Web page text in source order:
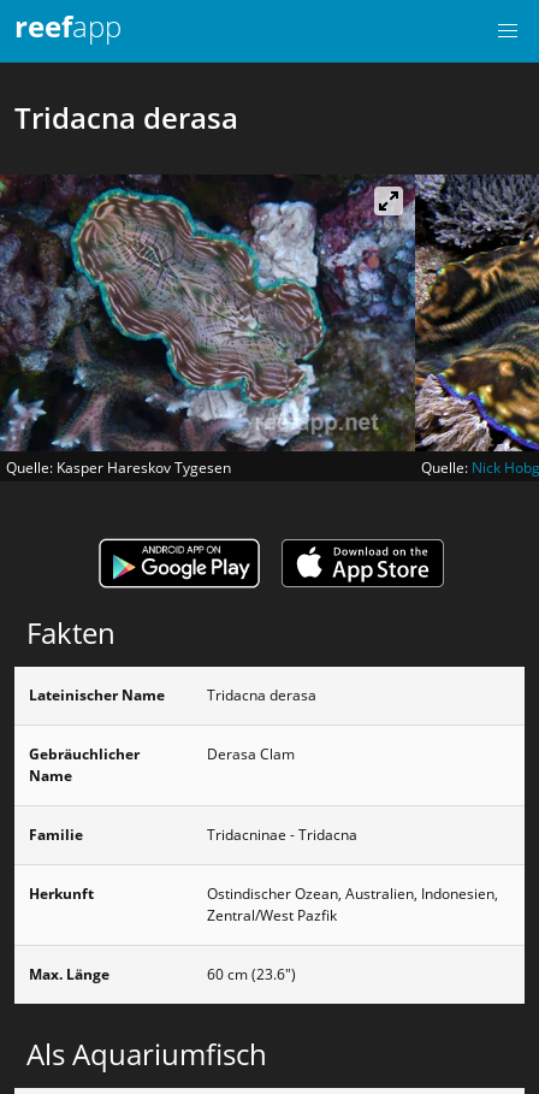
reefapp
Tridacna derasa
Quelle: Kasper Hareskov Tygesen Quelle: Nick
Fakten
Lateinischer Name Tridacna derasa
Gebräuchlicher
Name
Derasa Clam
Familie Tridacninae - Tridacna
Herkunft
Ostindischer Ozean, Australien, Indonesien,
Zentral/West Pazfik
Max. Länge 60 cm (23.6")
Als Aquariumfisch